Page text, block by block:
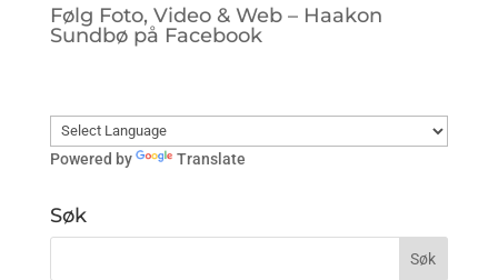
Følg Foto, Video & Web – Haakon
Sundbø på Facebook
Powered by Translate
Søk